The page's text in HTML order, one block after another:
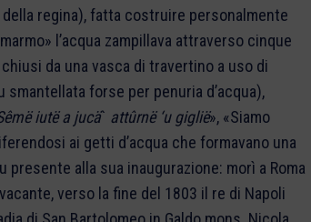
regina), fatta costruire personalmente
l’acqua zampillava attraverso cinque
da una vasca di travertino a uso di
forse per penuria d’acqua),
iutë a jucä` attûrnë ‘u giglië», «Siamo
ai getti d’acqua che formavano una
alla sua inaugurazione: morì a Roma
verso la fine del 1803 il re di Napoli